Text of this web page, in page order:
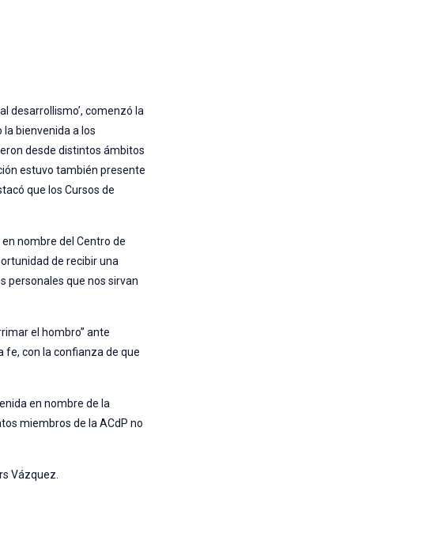
desarrollismo’, comenzó la
la bienvenida a los
desde distintos ámbitos
estuvo también presente
que los Cursos de
nombre del Centro de
de recibir una
personales que nos sirvan
el hombro” ante
fe, con la confianza de que
en nombre de la
miembros de la ACdP no
Vázquez.